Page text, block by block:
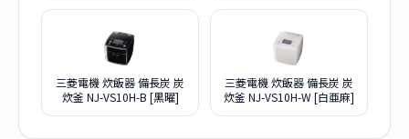
三菱電機 炊飯器 備長炭 炭
炊釜 NJ-VS10H-B [黒曜]
三菱電機 炊飯器 備長炭 炭
炊釜 NJ-VS10H-W [白亜麻]